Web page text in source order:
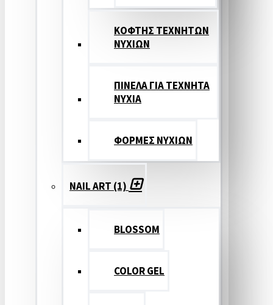
ΚΟΦΤΗΣ ΤΕΧΝΗΤΩΝ
ΝΥΧΙΩΝ
ΠΙΝΕΛΑ ΓΙΑ ΤΕΧΝΗΤΑ
ΝΥΧΙΑ
ΦΟΡΜΕΣ ΝΥΧΙΩΝ
NAIL ART (1)
BLOSSOM
COLOR GEL